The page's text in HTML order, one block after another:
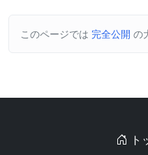
このページでは 完全公開 の
ト